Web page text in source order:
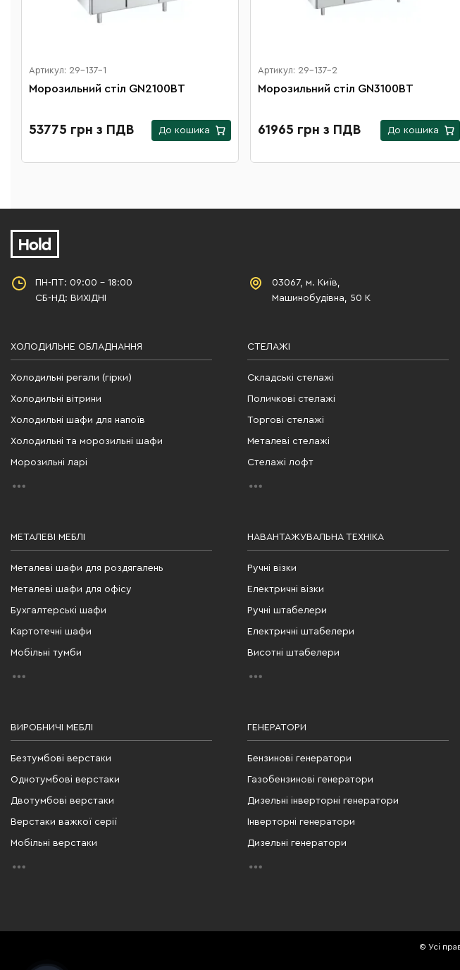
Артикул: 29-137-1
Морозильний стіл GN2100ВТ
53775 грн з ПДВ До кошика
Артикул: 29-137-2
Морозильний стіл GN3100ВТ
61965 грн з ПДВ До кошика
ПН-ПТ: 09:00 - 18:00
СБ-НД: ВИХІДНІ
03067, м. Київ,
Машинобудівна, 50 К
ХОЛОДИЛЬНЕ ОБЛАДНАННЯ
Холодильні регали (гірки)
Холодильні вітрини
Холодильні шафи для напоїв
Холодильні та морозильні шафи
Морозильні ларі
СТЕЛАЖІ
Складські стелажі
Поличкові стелажі
Торгові стелажі
Металеві стелажі
Стелажі лофт
МЕТАЛЕВІ МЕБЛІ
Металеві шафи для роздягалень
Металеві шафи для офісу
Бухгалтерські шафи
Картотечні шафи
Мобільні тумби
НАВАНТАЖУВАЛЬНА ТЕХНІКА
Ручні візки
Електричні візки
Ручні штабелери
Електричні штабелери
Висотні штабелери
ВИРОБНИЧІ МЕБЛІ
Безтумбові верстаки
Однотумбові верстаки
Двотумбові верстаки
Верстаки важкої серії
Мобільні верстаки
ГЕНЕРАТОРИ
Бензинові генератори
Газобензинові генератори
Дизельні інверторні генератори
Інверторні генератори
Дизельні генератори
© Усі